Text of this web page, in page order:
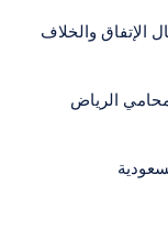
الإتفاق والخلاف
الرياض